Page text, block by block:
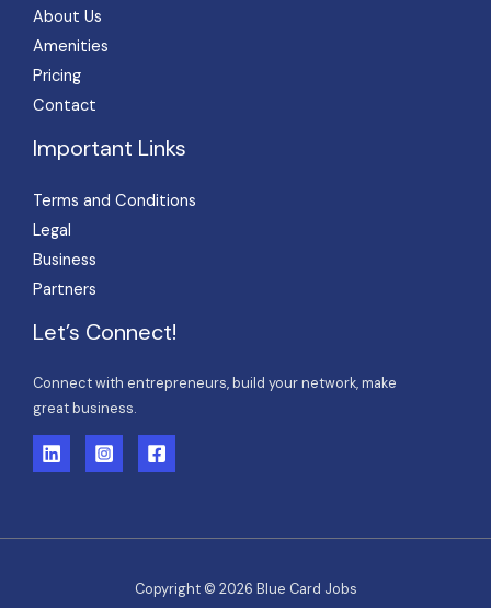
About Us
Amenities
Pricing
Contact
Important Links
Terms and Conditions
Legal
Business
Partners
Let’s Connect!
Connect with entrepreneurs, build your network, make
great business.
Copyright © 2026 Blue Card Jobs